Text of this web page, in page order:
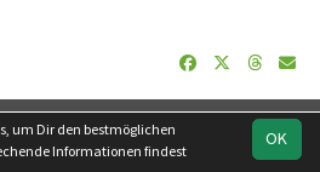
soccero.de
OK
um Dir den bestmöglichen
Informationen findest